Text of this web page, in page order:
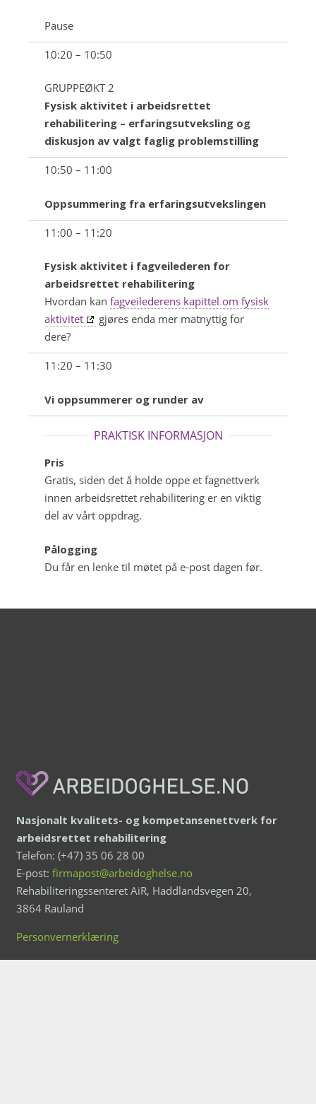
Pause
10:20 – 10:50
GRUPPEØKT 2
Fysisk aktivitet i arbeidsrettet
rehabilitering – erfaringsutveksling og
diskusjon av valgt faglig problemstilling
10:50 – 11:00
Oppsummering fra erfaringsutvekslingen
11:00 – 11:20
Fysisk aktivitet i fagveilederen for
arbeidsrettet rehabilitering
Hvordan kan fagveilederens kapittel om fysisk
aktivitet
gjøres enda mer matnyttig for
dere?
11:20 – 11:30
Vi oppsummerer og runder av
PRAKTISK INFORMASJON
Pris
Gratis, siden det å holde oppe et fagnettverk
innen arbeidsrettet rehabilitering er en viktig
del av vårt oppdrag.
Pålogging
Du får en lenke til møtet på e-post dagen før.
Nasjonalt kvalitets- og kompetansenettverk for
arbeidsrettet rehabilitering
Telefon: (+47) 35 06 28 00
E-post: firmapost@arbeidoghelse.no
Rehabiliteringssenteret AiR, Haddlandsvegen 20,
3864 Rauland
Personvernerklæring
Ansvarlig redaktør: Tarjei Helle